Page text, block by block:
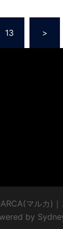
13 >
マルカ)｜
by